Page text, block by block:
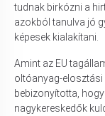
tudnak birkózni a
azokból tanulva jó
képesek kialakítani.
Amint az EU
oltóanyag-elosztási
bebizonyította,
nagykereskedők